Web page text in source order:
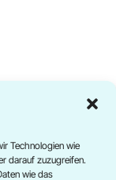
Technologien wie
darauf zuzugreifen.
wie das
Zytostatika-